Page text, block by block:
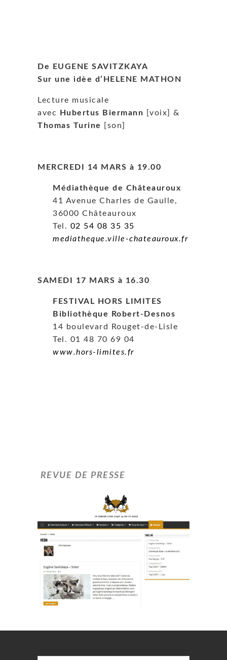
De EUGENE SAVITZKAYA
Sur une idèe d’HELENE MATHON
Lecture musicale
avec
Hubertus Biermann [voix] &
Thomas Turine
[son]
MERCREDI 14 MARS à 19.00
Médiathèque de Châteauroux
41 Avenue Charles de Gaulle,
36000 Châteauroux
Tel. 02 54 08 35 35
mediatheque.ville-chateauroux.fr
SAMEDI 17 MARS à 16.30
FESTIVAL HORS LIMITES
Bibliothèque Robert-Desnos
14 boulevard Rouget-de-Lisle
Tel. 01 48 70 69 04
www.hors-limites.fr
REVUE DE PRESSE